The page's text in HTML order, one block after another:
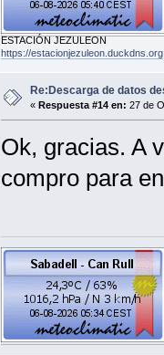
ESTACIÓN JEZULEON
https://estacionjezuleon.duckdns.org
Re:Descarga de datos
« Respuesta #14 en: 27 de
Ok, gracias. A
compro para